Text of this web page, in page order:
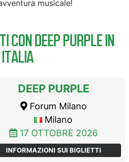
musicale!
CON DEEP PURPLE IN
ITALIA
DEEP PURPLE
Forum Milano
Milano
17 OTTOBRE 2026
INFORMAZIONI SUI BIGLIETTI